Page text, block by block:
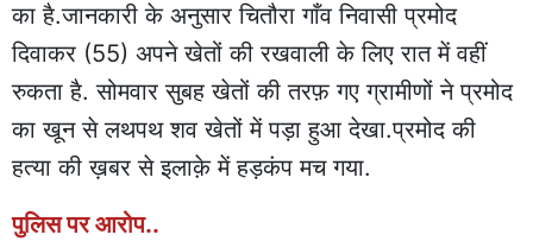
का है.जानकारी के अनुसार चितौरा गाँव निवासी प्रमोद
दिवाकर (55) अपने खेतों की रखवाली के लिए रात में वहीं
रुकता है. सोमवार सुबह खेतों की तरफ़ गए ग्रामीणों ने प्रमोद
का खून से लथपथ शव खेतों में पड़ा हुआ देखा.प्रमोद की
हत्या की ख़बर से इलाक़े में हड़कंप मच गया.
पुलिस पर आरोप..